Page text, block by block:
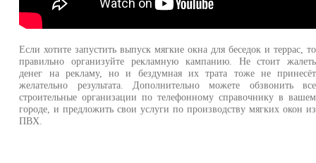
Если хотите запустить выпуск мягкие окна для беседок и террас, то
правильно организуйте рекламную кампанию. Не стоит жалеть
денег на рекламу, но и бездумная их трата тоже не принесёт
желательно результата. Дополнительно можете обзвонить все
строительные организации по телефонному справочнику в вашем
городе, и предложить свои услуги по производству мягких окон из
ПВХ.